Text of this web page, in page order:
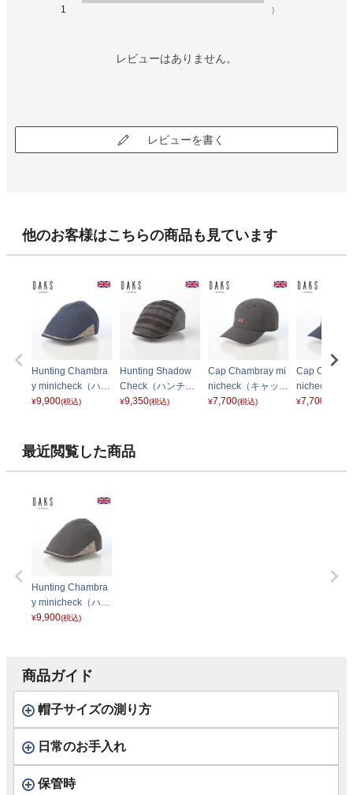
1
)
レビューはありません。
レビューを書く
他のお客様はこちらの商品も見ています
Hunting Chambra
y minicheck（ハン
チング シャンブレ
¥9,900(税込)
Hunting Shadow
Check（ハンチン
グ シャドーチェッ
¥9,350(税込)
Cap Chambray mi
nicheck（キャップ
シャンブレー ミニ
¥7,700(税込)
Cap
nicheck（キ
シャンブレ
¥7,700
最近閲覧した商品
Hunting Chambra
y minicheck（ハン
チング シャンブレ
¥9,900(税込)
商品ガイド
帽子サイズの測り方
日常のお手入れ
保管時